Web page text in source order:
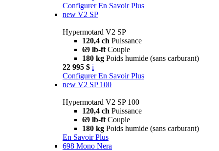
Configurer En Savoir Plus
new V2 SP
Hypermotard V2 SP
120,4 ch Puissance
69 lb-ft Couple
180 kg Poids humide (sans carburant)
22 995 $ i
Configurer En Savoir Plus
new V2 SP 100
Hypermotard V2 SP 100
120,4 ch Puissance
69 lb-ft Couple
180 kg Poids humide (sans carburant)
En Savoir Plus
698 Mono Nera